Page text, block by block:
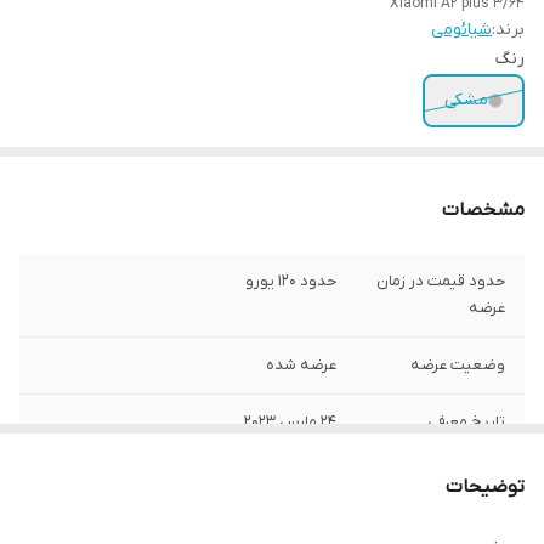
برند:شیائومی
رنگ
مشکی
مشخصات
حدود قیمت در زمان
عرضه
حدود 120 یورو
وضعیت عرضه عرضه شده
تاریخ معرفی 24 مارس 2023
تاریخ عرضه
توضیحات